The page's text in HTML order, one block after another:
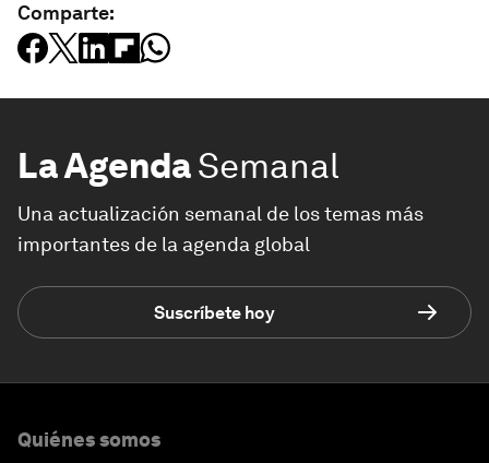
Comparte:
La AgendaSemanal
Una actualización semanal de los temas más
importantes de la agenda global
Suscríbete hoy
Quiénes somos